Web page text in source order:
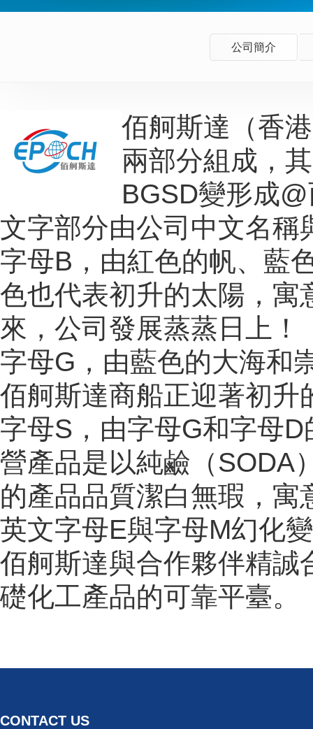
公司簡介
佰舸斯達（香
兩部分組成，
BGSD變形成
文字部分由公司中文名稱
字母B，由紅色的帆、藍
色也代表初升的太陽，寓
來，公司發展蒸蒸日上！
字母G，由藍色的大海和
佰舸斯達商船正迎著初升
字母S，由字母G和字母
營產品是以純鹼（SODA
的產品品質潔白無瑕，
英文字母E與字母M幻化
佰舸斯達與合作夥伴精誠
礎化工產品的可靠平臺。
CONTACT US